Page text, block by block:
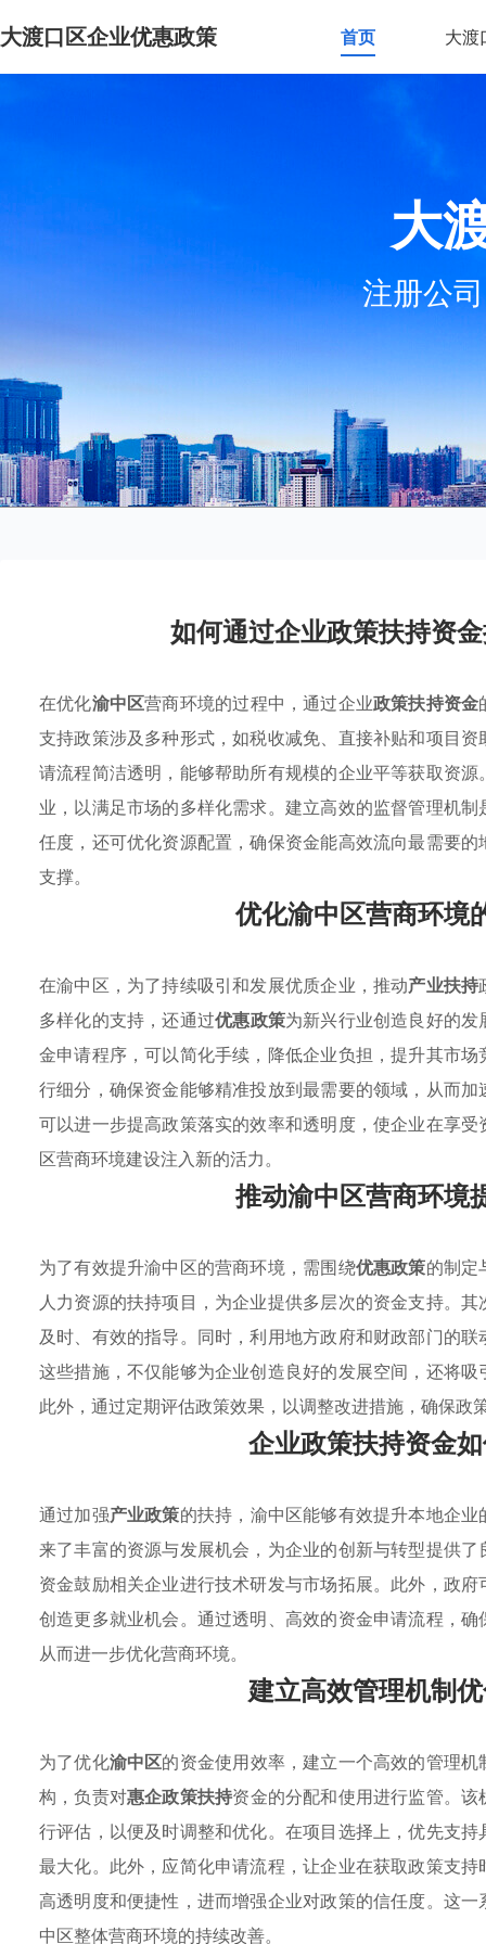
大渡口区企业优惠政策 首页 大渡
大
注册公
如何通过企业政策扶持资
在优化渝中区营商环境的过程中，通过企业政策扶持资金
支持政策涉及多种形式，如税收减免、直接补贴和项目
请流程简洁透明，能够帮助所有规模的企业平等获取资
业，以满足市场的多样化需求。建立高效的监督管理机
任度，还可优化资源配置，确保资金能高效流向最需要
支撑。
优化渝中区营商环境
在渝中区，为了持续吸引和发展优质企业，推动产业扶持
多样化的支持，还通过优惠政策为新兴行业创造良好的
金申请程序，可以简化手续，降低企业负担，提升其市
行细分，确保资金能够精准投放到最需要的领域，从而
可以进一步提高政策落实的效率和透明度，使企业在享
区营商环境建设注入新的活力。
推动渝中区营商环境
为了有效提升渝中区的营商环境，需围绕优惠政策的制定
人力资源的扶持项目，为企业提供多层次的资金支持。
及时、有效的指导。同时，利用地方政府和财政部门的
这些措施，不仅能够为企业创造良好的发展空间，还将
此外，通过定期评估政策效果，以调整改进措施，确保
企业政策扶持资金
通过加强产业政策的扶持，渝中区能够有效提升本地企
来了丰富的资源与发展机会，为企业的创新与转型提供
资金鼓励相关企业进行技术研发与市场拓展。此外，政
创造更多就业机会。通过透明、高效的资金申请流程，
从而进一步优化营商环境。
建立高效管理机制
为了优化渝中区的资金使用效率，建立一个高效的管理
构，负责对惠企政策扶持资金的分配和使用进行监管。
行评估，以便及时调整和优化。在项目选择上，优先支持
最大化。此外，应简化申请流程，让企业在获取政策支
高透明度和便捷性，进而增强企业对政策的信任度。这
中区整体营商环境的持续改善。